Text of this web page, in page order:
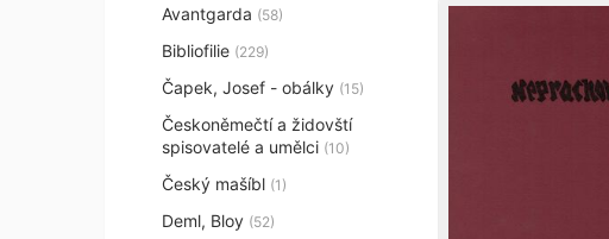
Avantgarda (58)
Bibliofilie (229)
Čapek, Josef - obálky (15)
Českoněmečtí a židovští
spisovatelé a umělci (10)
Český mašíbl (1)
Deml, Bloy (52)